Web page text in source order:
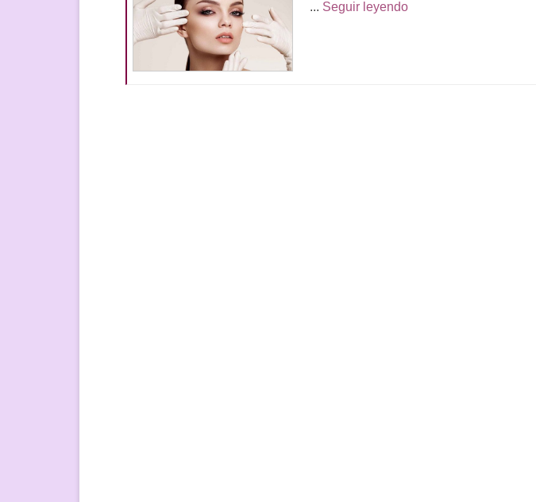
... Seguir leyendo